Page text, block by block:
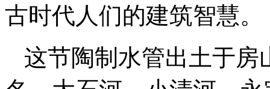
古时代人们的建筑智慧。
这节陶制水管出土于房